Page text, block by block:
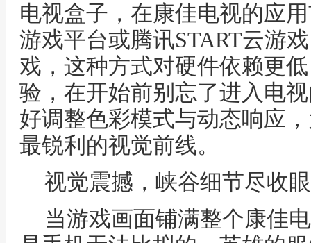
电视盒子，在康佳电视的应
游戏平台或腾讯START云游
戏，这种方式对硬件依赖更
验，在开始前别忘了进入电
好调整色彩模式与动态响应
最锐利的视觉前线。
视觉震撼，峡谷细节尽收
当游戏画面铺满整个康佳